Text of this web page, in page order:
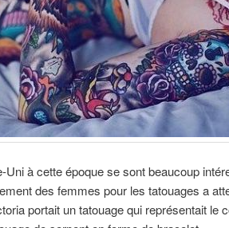
à cette époque se sont beaucoup
des femmes pour les tatouages a
portait un tatouage qui représentait le